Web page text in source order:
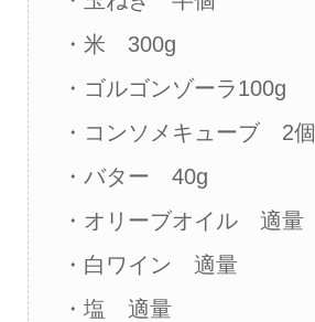
・米 300g
・ゴルゴンゾーラ100g
・コンソメキューブ 2個
・バター 40g
・オリーブオイル 適量
・白ワイン 適量
・塩 適量